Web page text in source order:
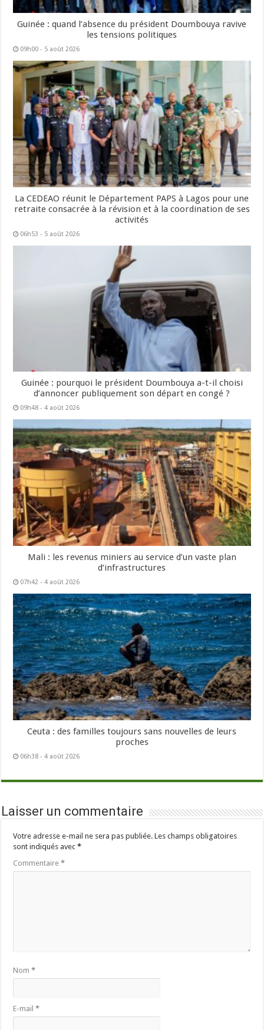
Guinée : quand l’absence du président Doumbouya ravive
les tensions politiques
09h00 - 5 août 2026
La CEDEAO réunit le Département PAPS à Lagos pour une
retraite consacrée à la révision et à la coordination de ses
activités
06h53 - 5 août 2026
Guinée : pourquoi le président Doumbouya a-t-il choisi
d’annoncer publiquement son départ en congé ?
09h48 - 4 août 2026
Mali : les revenus miniers au service d’un vaste plan
d’infrastructures
07h42 - 4 août 2026
Ceuta : des familles toujours sans nouvelles de leurs
proches
06h38 - 4 août 2026
Laisser un commentaire
Votre adresse e-mail ne sera pas publiée. Les champs obligatoires
sont indiqués avec*
Commentaire*
Nom*
E-mail*